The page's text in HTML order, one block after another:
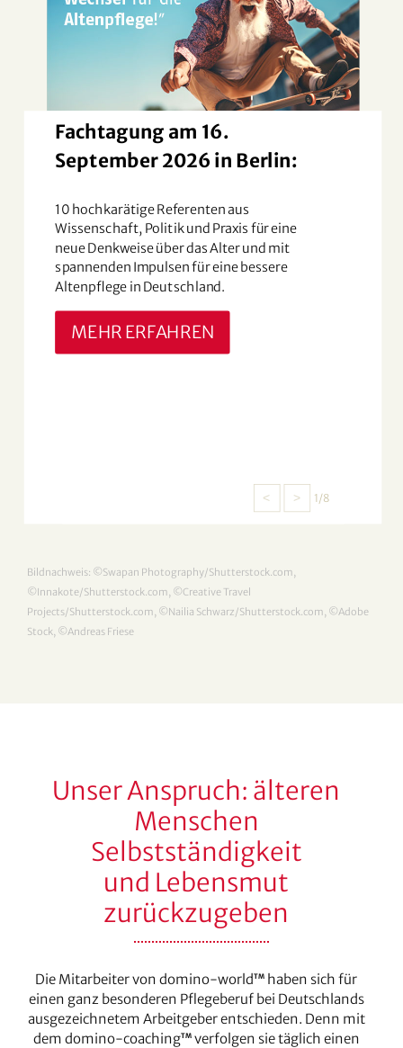
Fachtagung am 16.
September 2026 in Berlin:
10 hochkarätige Referenten aus
Wissenschaft, Politik und Praxis für eine
neue Denkweise über das Alter und mit
spannenden Impulsen für eine bessere
Altenpflege in Deutschland.
MEHR ERFAHREN
< > 1/8
Bildnachweis: ©Swapan Photography/Shutterstock.com,
©Innakote/Shutterstock.com, ©Creative Travel
Projects/Shutterstock.com, ©Nailia Schwarz/Shutterstock.com, ©Adobe
Stock, ©Andreas Friese
Unser Anspruch: älteren
Menschen
Selbstständigkeit
und Lebensmut
zurückzugeben
Die Mitarbeiter von domino-worldTM haben sich für
einen ganz besonderen Pflegeberuf bei Deutschlands
ausgezeichnetem Arbeitgeber entschieden. Denn mit
dem domino-coachingTMverfolgen sie täglich einen